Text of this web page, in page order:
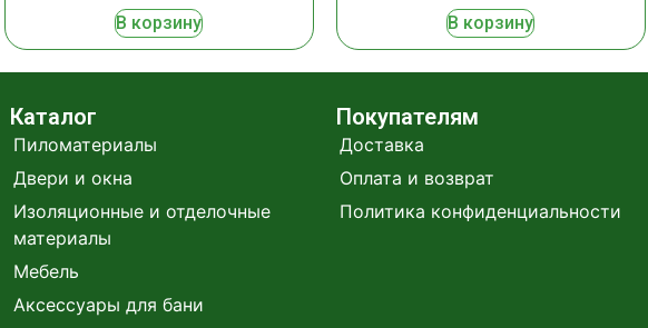
В корзину В корзину
Каталог
Пиломатериалы
Двери и окна
Изоляционные и отделочные
материалы
Мебель
Аксессуары для бани
Покупателям
Доставка
Оплата и возврат
Политика конфиденциальности